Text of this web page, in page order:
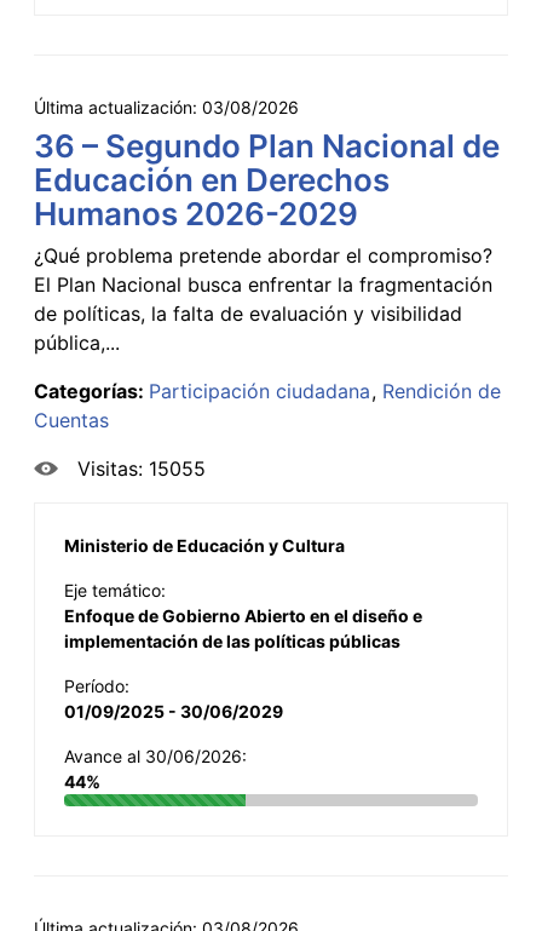
Última actualización: 03/08/2026
36 – Segundo Plan Nacional de
Educación en Derechos
Humanos 2026-2029
¿Qué problema pretende abordar el compromiso?
El Plan Nacional busca enfrentar la fragmentación
de políticas, la falta de evaluación y visibilidad
pública,...
Categorías: Participación ciudadana Rendición de
Cuentas
Visitas: 15055
Ministerio de Educación y Cultura
Eje temático:
Enfoque de Gobierno Abierto en el diseño e
implementación de las políticas públicas
Período:
01/09/2025 - 30/06/2029
Avance al 30/06/2026:
44%